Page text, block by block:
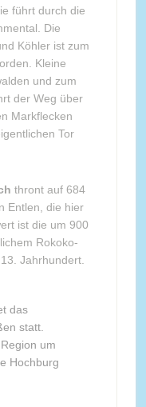
führt durch die
Die
Köhler ist zum
Kleine
und zum
der Weg über
Markflecken
Tor
thront auf 684
Entlen, die hier
ist die um 900
Rokoko-
Jahrhundert.
das
statt.
um
Hochburg